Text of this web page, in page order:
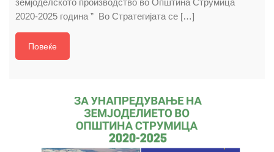
2020-2025 година ” Во Стратегијата се […]
Повеќе